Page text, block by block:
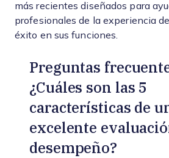
más recientes diseñados para
profesionales de la experiencia
éxito en sus funciones.
Preguntas
¿Cuáles son las 5
características de
excelente
desempeño?